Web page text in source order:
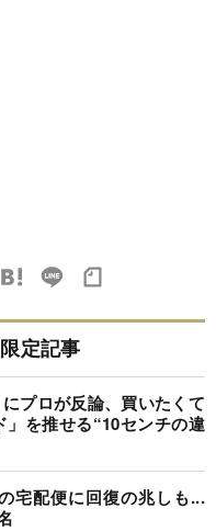
定記事
プロが反論、買いたくて
を推せる“10センチの違
宅配便に回復の兆しも...